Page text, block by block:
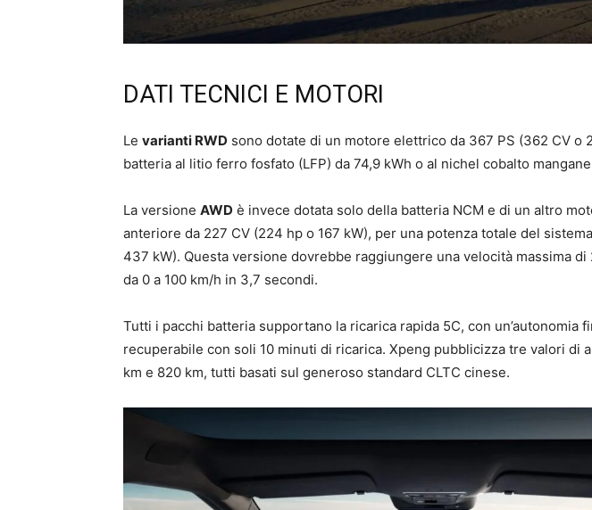
DATI TECNICI E MOTORI
Le varianti RWD sono dotate di un motore elettrico da 367 PS (362 CV o
batteria al litio ferro fosfato (LFP) da 74,9 kWh o al nichel cobalto
La versione AWD è invece dotata solo della batteria NCM e di un altro
anteriore da 227 CV (224 hp o 167 kW), per una potenza totale del
437 kW). Questa versione dovrebbe raggiungere una velocità massima
da 0 a 100 km/h in 3,7 secondi.
Tutti i pacchi batteria supportano la ricarica rapida 5C, con un’autonomia
recuperabile con soli 10 minuti di ricarica. Xpeng pubblicizza tre valori di
km e 820 km, tutti basati sul generoso standard CLTC cinese.